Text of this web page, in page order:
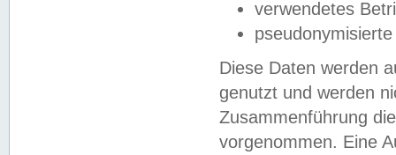
verwendetes
Diese Daten werden
genutzt und werden
Zusammenführung
vorgenommen. Eine